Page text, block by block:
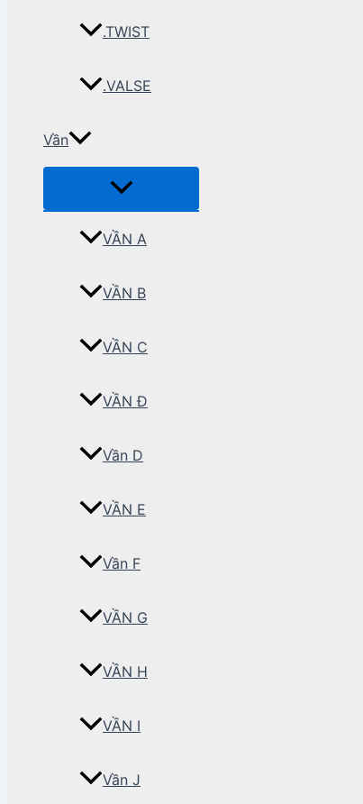
.TWIST
.VALSE
Vần
VẦN A
VẦN B
VẦN C
VẦN Đ
Vần D
VẦN E
Vần F
VẦN G
VẦN H
VẦN I
Vần J